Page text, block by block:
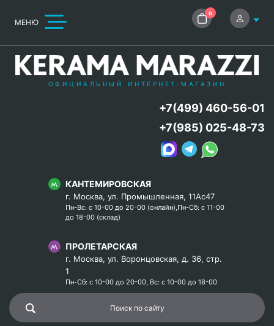
МЕНЮ
0
ОФИЦИАЛЬНЫЙ ИНТЕРНЕТ-МАГАЗИН
КАНТЕМИРОВСКАЯ
г. Москва, ул. Промышленная, 11Ас47
Пн-Вс: с 10-00 до 20-00 (онлайн),Пн-Сб: с 11-00
до 18-00 (склад)
ПРОЛЕТАРСКАЯ
г. Москва, ул. Воронцовская, д. 36, стр.
1
Пн-Сб: с 10-00 до 20-00, Вс: с 10-00 до 18-00
+7(499) 460-56-01
+7(985) 025-48-73